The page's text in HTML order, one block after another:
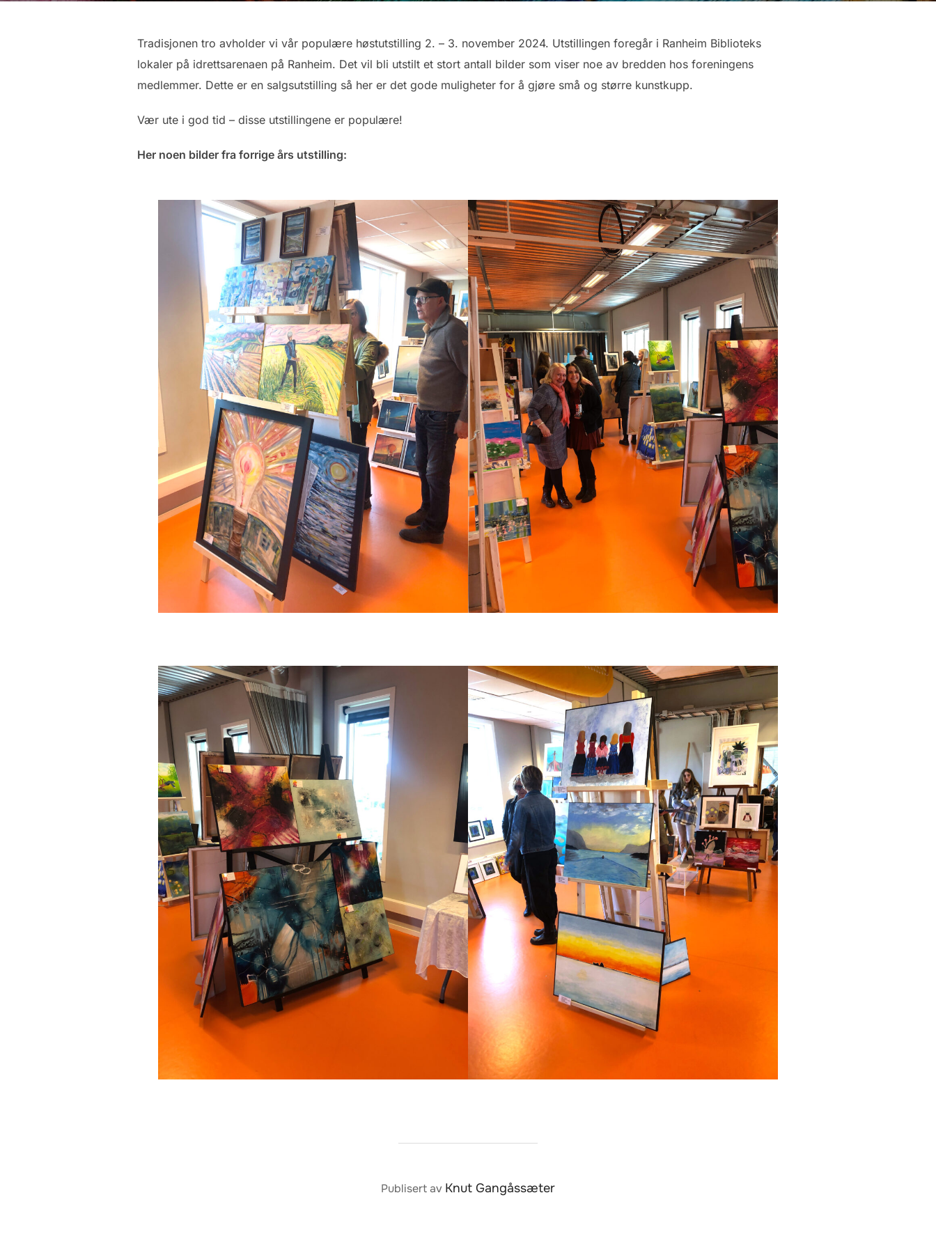
Tradisjonen tro avholder vi vår populære høstutstilling 2. – 3. november 2024. Utstillingen foregår i Ranheim Biblioteks
lokaler på idrettsarenaen på Ranheim. Det vil bli utstilt et stort antall bilder som viser noe av bredden hos foreningens
medlemmer. Dette er en salgsutstilling så her er det gode muligheter for å gjøre små og større kunstkupp.
Vær ute i god tid – disse utstillingene er populære!
Her noen bilder fra forrige års utstilling:
POST AUTHOR
Publisert av Knut Gangåssæter